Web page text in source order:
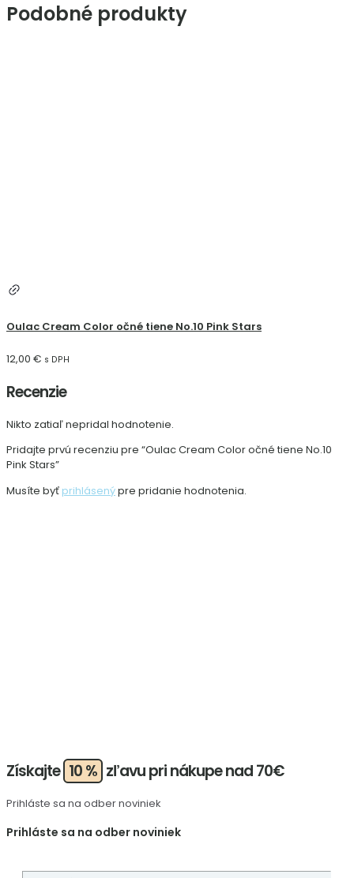
Podobné produkty
Oulac Cream Color očné tiene No.10 Pink Stars
12,00 € s DPH
Recenzie
Nikto zatiaľ nepridal hodnotenie.
Pridajte prvú recenziu pre “Oulac Cream Color očné tiene No.10
Pink Stars”
Musíte byť prihlásenýpre pridanie hodnotenia.
Získajte 10 % zľavu pri nákupe nad 70€
Prihláste sa na odber noviniek
Prihláste sa na odber noviniek